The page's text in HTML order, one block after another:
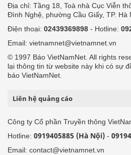
Địa chỉ: Tầng 18, Toà nhà Cục Viễn
Đình Nghệ, phường Cầu Giấy, TP. Hà
Điện thoại: 02439369898 - Hotline:
Email: vietnamnet@vietnamnet.vn
© 1997 Báo VietNamNet. All rights
lại thông tin từ website này khi có sự
báo VietNamNet.
Liên hệ quảng cáo
Công ty Cổ phần Truyền thông
Hotline: 0919405885 (Hà Nội) -
Email: contact@vietnamnet.vn